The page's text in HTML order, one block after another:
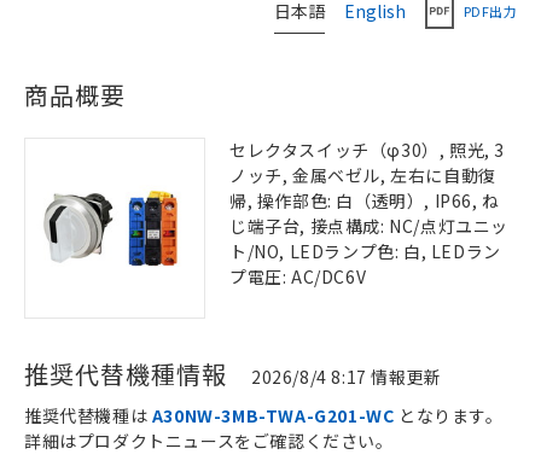
日本語 English PDF出力
商品概要
セレクタスイッチ（φ30）, 照光, 3
ノッチ, 金属ベゼル, 左右に自動復
帰, 操作部色: 白（透明）, IP66, ね
じ端子台, 接点構成: NC/点灯ユニッ
ト/NO, LEDランプ色: 白, LEDラン
プ電圧: AC/DC6V
推奨代替機種情報 2026/8/4 8:17 情報更新
推奨代替機種は A30NW-3MB-TWA-G201-WC となります。
詳細はプロダクトニュースをご確認ください。